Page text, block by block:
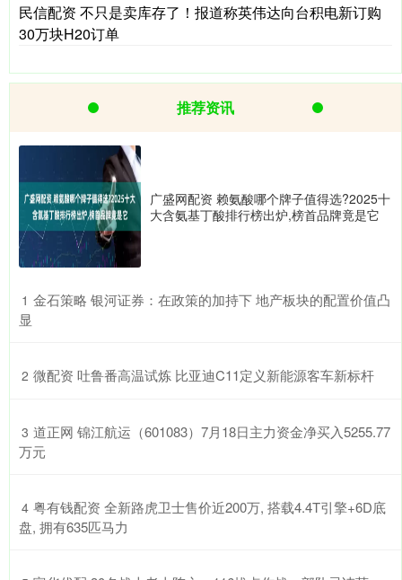
民信配资 不只是卖库存了！报道称英伟达向台积电新订购
30万块H20订单
推荐资讯
广盛网配资 赖氨酸哪个牌子值得选?2025十
大含氨基丁酸排行榜出炉,榜首品牌竟是它
1 ​金石策略 银河证券：在政策的加持下 地产板块的配置价值凸
显
2 ​微配资 吐鲁番高温试炼 比亚迪C11定义新能源客车新标杆
3 ​道正网 锦江航运（601083）7月18日主力资金净买入5255.77
万元
4 ​粤有钱配资 全新路虎卫士售价近200万, 搭载4.4T引擎+6D底
盘, 拥有635匹马力